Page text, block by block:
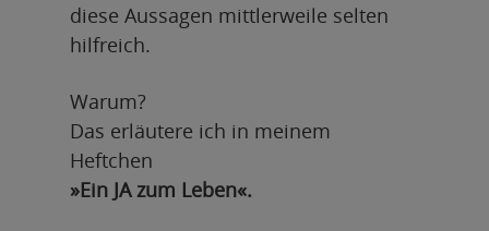
diese Aussagen mittlerweile selten
hilfreich.
Warum?
Das erläutere ich in meinem
Heftchen
»Ein JA zum Leben«.